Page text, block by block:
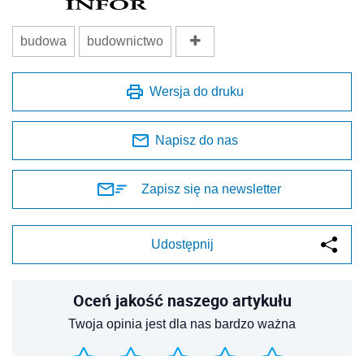
budowa budownictwo
Wersja do druku
Napisz do nas
Zapisz się na newsletter
Udostępnij
Oceń jakość naszego artykułu
Twoja opinia jest dla nas bardzo ważna